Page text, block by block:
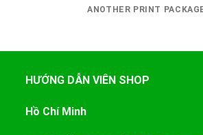
ANOTHER PRINT
HƯỚNG DẪN VIÊN SHOP
Hồ Chí Minh